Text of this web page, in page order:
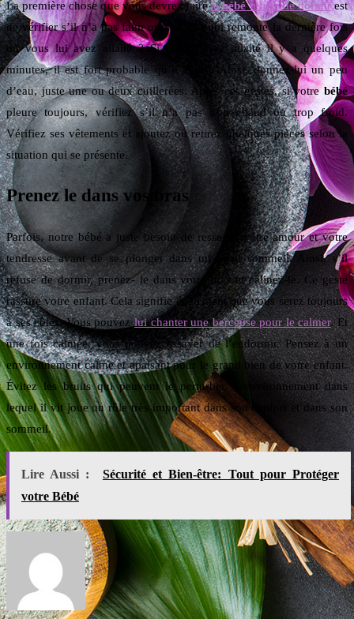
La première chose que vous devrez fairesibébérefuse de dormirest
de vérifier s’il n’a pas faim ou soif. A quoi remonte la dernière fois
où vous lui avez allaité ? Si vous l’avez allaité il y a quelques
minutes, il est fort probable qu’il a soif. Ainsi, donnez-lui un peu
d’eau, juste une ou deux cuillerées. Après ces gestes, si votrebébé
pleure toujours, vérifiez s’il n’a pas trop chaud ou trop froid.
Vérifiez ses vêtements et ajoutez ou retirez quelques pièces selon la
situation qui se présente.
Prenez le dans vos bras
Parfois, notre bébé a juste besoin de ressentir votre amour et votre
tendresse avant de se plonger dans un beau sommeil. Ainsi, s’il
refuse de dormir, prenez- le dans votre bras et câlinez-le. Ce geste
rassure votre enfant. Cela signifie également que vous serez toujours
à ses côtés. Vous pouvezlui chanter une berceuse pour le calmer. Et
une fois calmée, vous pouvez essayer de l’endormir. Pensez à un
environnement calme et apaisant pour le grand bien de votre enfant.
Évitez les bruits qui peuvent le perturber. L’environnement dans
lequel il vit joue un rôle très important dans son confort et dans son
sommeil.
Lire Aussi :
Sécurité et Bien-être: Tout pour Protéger
votre Bébé